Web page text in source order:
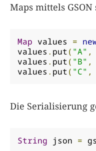
Maps mittels
Map values =
values . put( "A" ,
values . put( "B" ,
values . put( "C" ,
Die Serialisierung
String json =